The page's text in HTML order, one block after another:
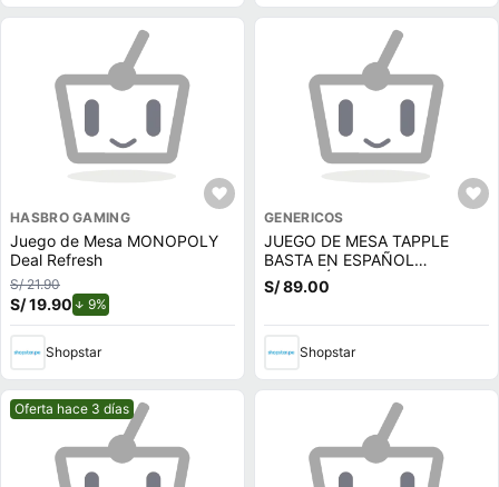
HASBRO GAMING
Juego de Mesa MONOPOLY
Deal Refresh
S/ 21.90
S/ 19.90 9%
Shopstar
GENERICOS
JUEGO DE MESA TAPPLE
BASTA EN ESPAÑOL
ELECTRÓNICO
S/ 89.00
Shopstar
Mejor precio.
Oferta hace 3 días